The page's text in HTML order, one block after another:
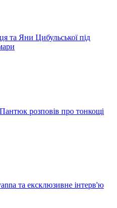
та Яни Цибульської під
розповів про тонкощі
та ексклюзивне інтерв'ю